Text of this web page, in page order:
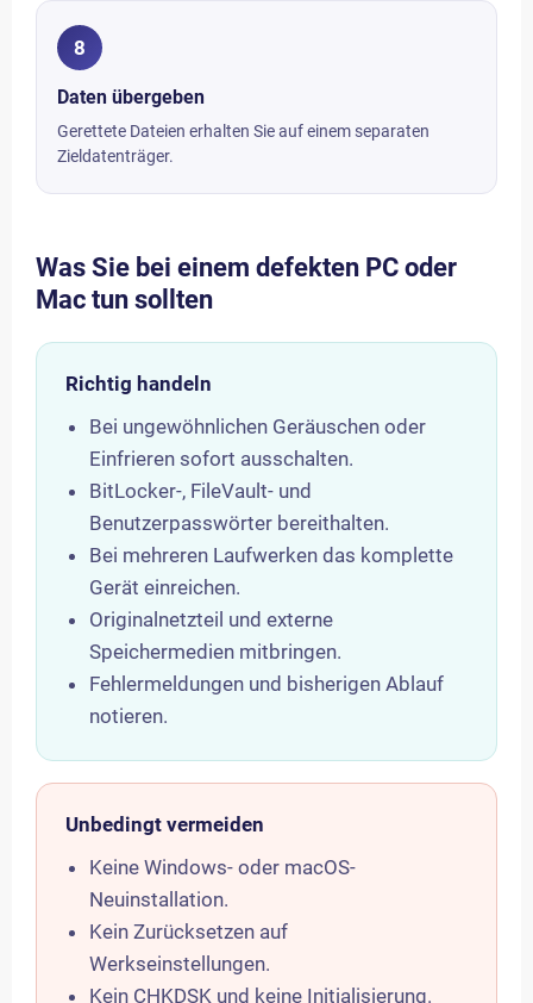
8
Daten übergeben
Gerettete Dateien erhalten Sie auf einem separaten
Zieldatenträger.
Was Sie bei einem defekten PC oder
Mac tun sollten
Richtig handeln
Bei ungewöhnlichen Geräuschen oder
Einfrieren sofort ausschalten.
BitLocker-, FileVault- und
Benutzerpasswörter bereithalten.
Bei mehreren Laufwerken das komplette
Gerät einreichen.
Originalnetzteil und externe
Speichermedien mitbringen.
Fehlermeldungen und bisherigen Ablauf
notieren.
Unbedingt vermeiden
Keine Windows- oder macOS-
Neuinstallation.
Kein Zurücksetzen auf
Werkseinstellungen.
Kein CHKDSK und keine Initialisierung.